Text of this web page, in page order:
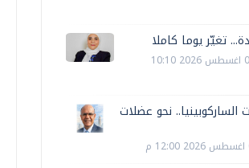
تغيّر يوما كاملا
الخميس، 06 اغسطس 2026 10:10
نحو عضلات